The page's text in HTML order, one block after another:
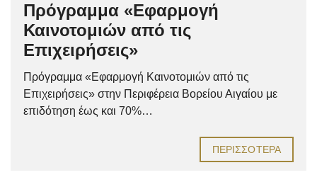
Πρόγραμμα «Εφαρμογή
Καινοτομιών από τις
Επιχειρήσεις»
Πρόγραμμα «Εφαρμογή Καινοτομιών από τις
Επιχειρήσεις» στην Περιφέρεια Βορείου Αιγαίου με
επιδότηση έως και 70%…
ΠΕΡΙΣΣΌΤΕΡΑ